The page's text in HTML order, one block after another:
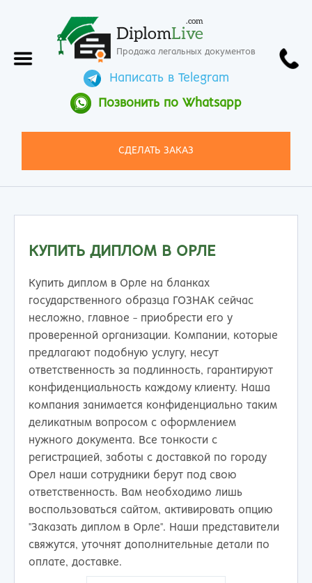
DiplomLive
.com
Продажа легальных документов
Написать в Telegram
Позвонить по Whatsapp
СДЕЛАТЬ ЗАКАЗ
КУПИТЬ ДИПЛОМ В ОРЛЕ
Купить диплом в Орле на бланках
государственного образца ГОЗНАК сейчас
несложно, главное - приобрести его у
проверенной организации. Компании, которые
предлагают подобную услугу, несут
ответственность за подлинность, гарантируют
конфиденциальность каждому клиенту. Наша
компания занимается конфиденциально таким
деликатным вопросом с оформлением
нужного документа. Все тонкости с
регистрацией, заботы с доставкой по городу
Орел наши сотрудники берут под свою
ответственность. Вам необходимо лишь
воспользоваться сайтом, активировать опцию
"Заказать диплом в Орле". Наши представители
свяжутся, уточнят дополнительные детали по
оплате, доставке.